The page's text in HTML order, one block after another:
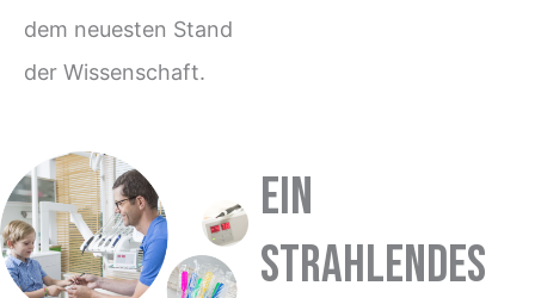
dem neuesten Stand
der Wissenschaft.
Ein
strahlendes